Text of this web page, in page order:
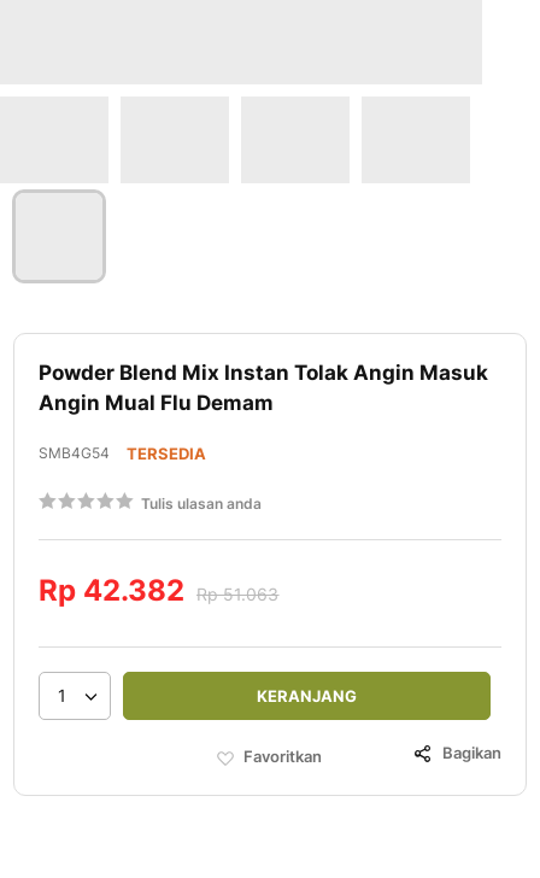
Powder Blend Mix Instan Tolak Angin Masuk
Angin Mual Flu Demam
SMB4G54 TERSEDIA
Bagikan
Rating:
60
% of 100
Tulis ulasan anda
Rp 42.382 Rp 51.063
1 KERANJANG
Favoritkan
Lewati
awal
galeri